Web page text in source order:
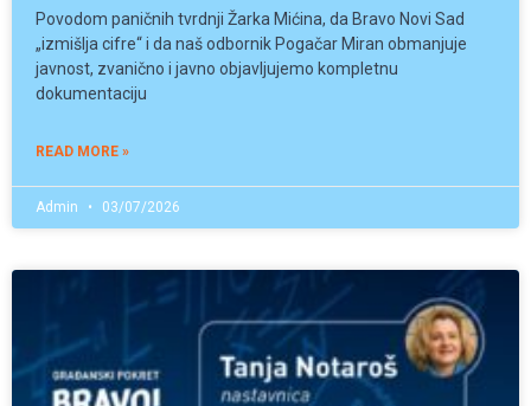
Povodom paničnih tvrdnji Žarka Mićina, da Bravo Novi Sad
„izmišlja cifre“ i da naš odbornik Pogačar Miran obmanjuje
javnost, zvanično i javno objavljujemo kompletnu
dokumentaciju
READ MORE »
Admin 03/07/2026